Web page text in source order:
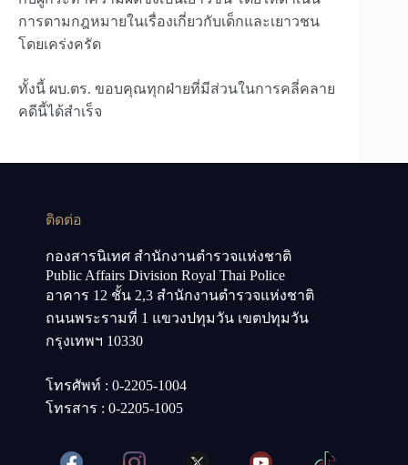
การตามกฎหมายในเรื่องเกี่ยวกับเด็กและเยาวชน
โดยเคร่งครัด
ทั้งนี้ ผบ.ตร. ขอบคุณทุกฝ่ายที่มีส่วนในการคลี่คลาย
คดีนี้ได้สำเร็จ
ติดต่อ
กองสารนิเทศ สำนักงานตำรวจแห่งชาติ
Public Affairs Division Royal Thai Police
อาคาร 12 ชั้น 2,3 สำนักงานตำรวจแห่งชาติ
ถนนพระรามที่ 1 แขวงปทุมวัน เขตปทุมวัน
กรุงเทพฯ 10330
โทรศัพท์ : 0-2205-1004
โทรสาร : 0-2205-1005